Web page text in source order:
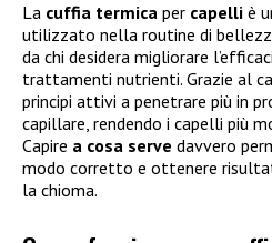
La cuffia termica per capelli è
utilizzato nella routine di
da chi desidera migliorare
trattamenti nutrienti. Grazie al
principi attivi a penetrare più in
capillare, rendendo i capelli più
Capire a cosa serve davvero
modo corretto e ottenere
la chioma.